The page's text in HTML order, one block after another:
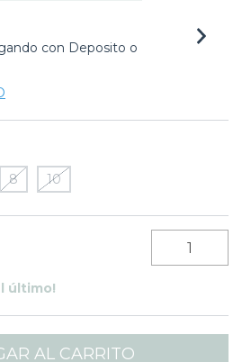
con Deposito o
8 10
último!